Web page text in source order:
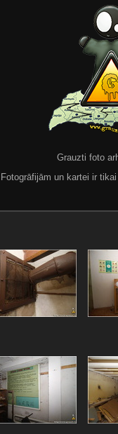
Grauzti foto
un kartei ir